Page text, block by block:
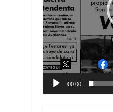
00:00